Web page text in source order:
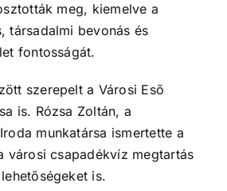
meg, kiemelve a
társadalmi bevonás és
fontosságát.
szerepelt a Városi Eső
is. Rózsa Zoltán, a
munkatársa ismertette a
városi csapadékvíz megtartás
is.